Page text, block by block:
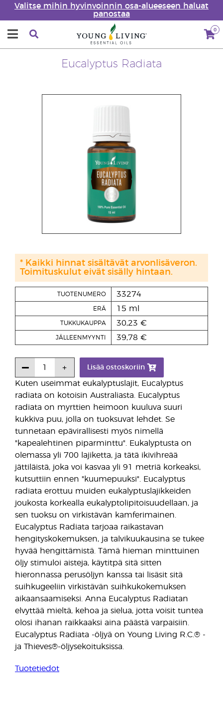
Valitse mihin hyvinvoinnin osa-alueeseen haluat
panostaa
0
Eucalyptus Radiata
Kuten useimmat eukalyptuslajit, Eucalyptus
radiata on kotoisin Australiasta. Eucalyptus
radiata on myrttien heimoon kuuluva suuri
kukkiva puu, jolla on tuoksuvat lehdet. Se
tunnetaan epävirallisesti myös nimellä
"kapealehtinen piparminttu". Eukalyptusta on
olemassa yli 700 lajiketta, ja tätä ikivihreää
jättiläistä, joka voi kasvaa yli 91 metriä korkeaksi,
kutsuttiin ennen "kuumepuuksi". Eucalyptus
radiata erottuu muiden eukalyptuslajikkeiden
joukosta korkealla eukalyptolipitoisuudellaan, ja
sen tuoksu on virkistävän kamferimainen.
Eucalyptus Radiata tarjoaa raikastavan
hengityskokemuksen, ja talvikuukausina se tukee
hyvää hengittämistä. Tämä hieman minttuinen
öljy stimuloi aisteja, käytitpä sitä sitten
hieronnassa perusöljyn kanssa tai lisäsit sitä
suihkugeeliin virkistävän suihkukokemuksen
aikaansaamiseksi. Anna Eucalyptus Radiatan
elvyttää mieltä, kehoa ja sielua, jotta voisit tuntea
olosi ihanan raikkaaksi aina päästä varpaisiin.
Eucalyptus Radiata -öljyä on Young Living R.C.® -
ja Thieves®-öljysekoituksissa.
Tuotetiedot
TUOTENUMERO 33274
ERÄ 15 ml
TUKKUKAUPPA 30,23 €
JÄLLEENMYYNTI 39,78 €
Lisää ostoskoriin
* Kaikki hinnat sisältävät arvonlisäveron.
Toimituskulut eivät sisälly hintaan.